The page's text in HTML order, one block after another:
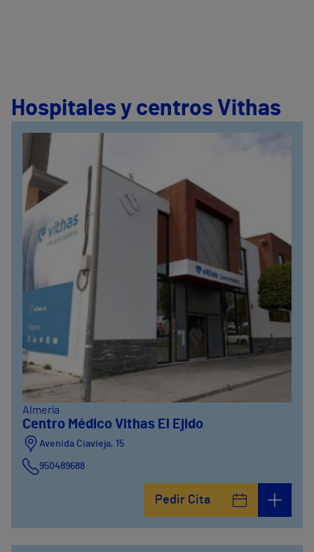
Hospitales y centros Vithas
Almería
Centro Médico Vithas El Ejido
Avenida Ciavieja, 15
950489688
Pedir Cita